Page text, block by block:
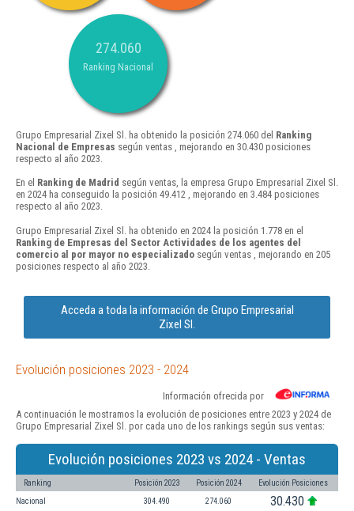
274.060
Ranking Nacional
Grupo Empresarial Zixel Sl. ha obtenido la posición 274.060 del Ranking
Nacional de Empresas según ventas , mejorando en 30.430 posiciones
respecto al año 2023.
En el Ranking de Madrid según ventas, la empresa Grupo Empresarial Zixel Sl.
en 2024 ha conseguido la posición 49.412 , mejorando en 3.484 posiciones
respecto al año 2023.
Grupo Empresarial Zixel Sl. ha obtenido en 2024 la posición 1.778 en el
Ranking de Empresas del Sector Actividades de los agentes del
comercio al por mayor no especializado según ventas , mejorando en 205
posiciones respecto al año 2023.
Acceda a toda la información de Grupo Empresarial
Zixel Sl.
Evolución posiciones 2023 - 2024
Información ofrecida por
A continuación le mostramos la evolución de posiciones entre 2023 y 2024 de
Grupo Empresarial Zixel Sl. por cada uno de los rankings según sus ventas:
Evolución posiciones 2023 vs 2024 - Ventas
Ranking Posición 2023 Posición 2024 Evolución Posiciones
Nacional 304.490 274.060 30.430